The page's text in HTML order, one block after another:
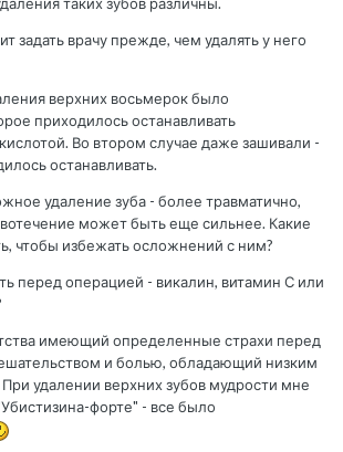
таких зубов различны.
задать врачу прежде, чем удалять у него
верхних восьмерок было
приходилось останавливать
Во втором случае даже зашивали -
останавливать.
удаление зуба - более травматично,
может быть еще сильнее. Какие
чтобы избежать осложнений с ним?
перед операцией - викалин, витамин С или
имеющий определенные страхи перед
и болью, обладающий низким
удалении верхних зубов мудрости мне
форте" - все было